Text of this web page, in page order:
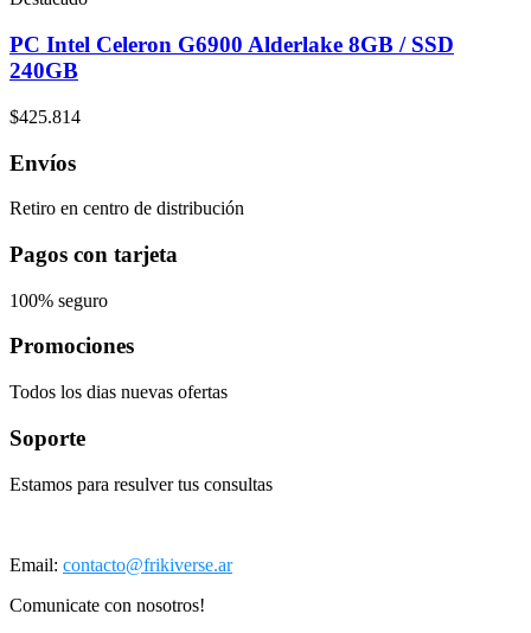
PC Intel Celeron G6900 Alderlake 8GB / SSD
240GB
$425.814
Envíos
Retiro en centro de distribución
Pagos con tarjeta
100% seguro
Promociones
Todos los dias nuevas ofertas
Soporte
Estamos para resulver tus consultas
Email: contacto@frikiverse.ar
Comunicate con nosotros!